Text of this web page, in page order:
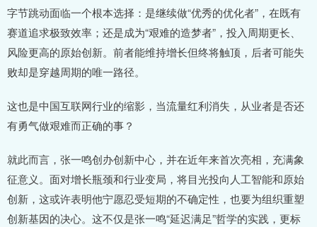
字节跳动面临一个根本选择：是继续做“优秀的优化者”，在既有
赛道追求极致效率；还是成为“艰难的造梦者”，投入周期更长、
风险更高的原始创新。前者能维持增长但终将触顶，后者可能失
败却是穿越周期的唯一路径。
这也是中国互联网行业的缩影，当流量红利消失，从业者是否还
有勇气做艰难而正确的事？
就此而言，张一鸣创办创新中心，并在近年来首次亮相，充满象
征意义。面对增长瓶颈和行业变局，将目光投向人工智能和原始
创新，这或许表明他宁愿忍受短期的不确定性，也要为组织重塑
创新基因的决心。这不仅是张一鸣“延迟满足”哲学的实践，更标